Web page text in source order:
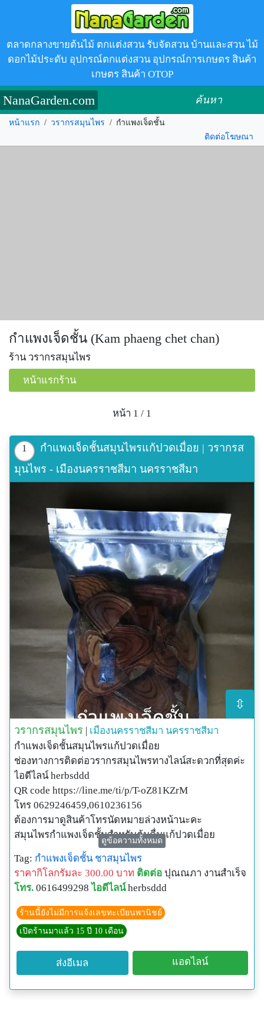
ตลาดกลางขายต้นไม้ ตกแต่งสวน รับจัดสวน บ้านและสวน ไม้
ดอกไม้ประดับ อุปกรณ์ตกแต่งสวน อุปกรณ์การเกษตร สินค้า
เกษตร สินค้า OTOP
NanaGarden.com ค้นหา
หน้าแรก / วรากรสมุนไพร / กำแพงเจ็ดชั้น
ติดต่อโฆษณา
กำแพงเจ็ดชั้น (Kam phaeng chet chan)
ร้าน วรากรสมุนไพร
หน้าแรกร้าน
หน้า 1 / 1
1
กำแพงเจ็ดชั้นสมุนไพรแก้ปวดเมื่อย | วรากรส
มุนไพร - เมืองนครราชสีมา นครราชสีมา
⇳
วรากรสมุนไพร | เมืองนครราชสีมา นครราชสีมา
กำแพงเจ็ดชั้นสมุนไพรแก้ปวดเมื่อย
ช่องทางการติดต่อวรากรสมุนไพรทางไลน์สะดวกที่สุดค่ะ
ไอดีไลน์ herbsddd
QR code https://line.me/ti/p/T-oZ81KZrM
โทร 0629246459,0610236156
ต้องการมาดูสินค้าโทรนัดหมายล่วงหน้านะคะ
สมุนไพรกำแพงเจ็ดชั้นสำหรับต้มดื่มแก้ปวดเมื่อย
ใช้ ลำต้น3-5ชิ้นต้มน้ำดื่ม ก่อนอาหารเช้า-เย็น ช่วยบำรุง
โลหิต แก้ปวดเมื่อย แก้เส้นเอ็นอักเสบ แก้เบาหวาน ลดไข
มันในเลือด ปกป้องการเกิดพิษในตับ บำรุงไต ช่วยระบาย
ขับลม
ดูข้อความทั้งหมด
Tag: กำแพงเจ็ดชั้น ชาสมุนไพร
ราคากิโลกรัมละ 300.00 บาท ติดต่อ ปุณณภา งานสำเร็จ
โทร. 0616499298 ไอดีไลน์ herbsddd
ร้านนี้ยังไม่มีการแจ้งเลขทะเบียนพานิชย์
เปิดร้านมาแล้ว 15 ปี 10 เดือน
ส่งอีเมล แอดไลน์